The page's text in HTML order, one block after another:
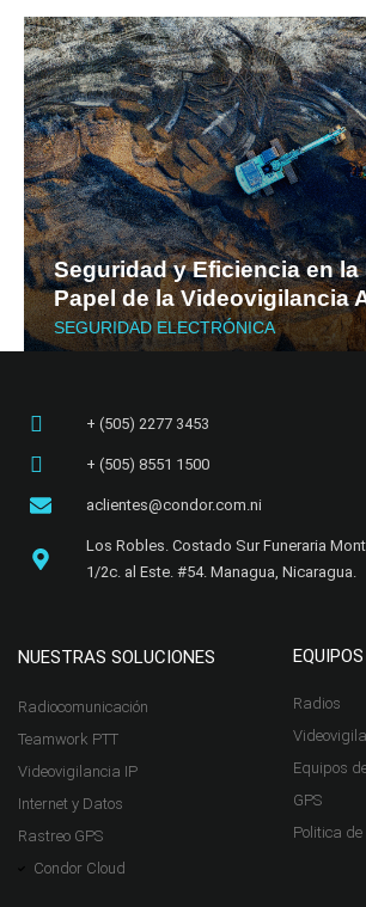
Seguridad y Eficiencia en la
Papel de la Videovigilancia
SEGURIDAD ELECTRÓNICA
+ (505) 2277 3453​
+ (505) 8551 1500
aclientes@condor.com.ni
Los Robles. Costado Sur Funeraria
1/2c. al Este. #54. Managua, Nicaragua.​
NUESTRAS SOLUCIONES
Radiocomunicación
Teamwork PTT
Videovigilancia IP
Internet y Datos
Rastreo GPS
Condor Cloud
EQUIPOS
Radios
Equipos
GPS
Politica